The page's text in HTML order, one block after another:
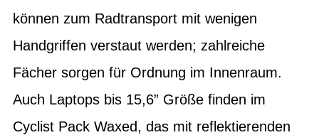
können zum Radtransport mit wenigen
Handgriffen verstaut werden; zahlreiche
Fächer sorgen für Ordnung im Innenraum.
Auch Laptops bis 15,6” Größe finden im
Cyclist Pack Waxed, das mit reflektierenden